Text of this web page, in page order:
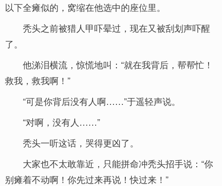
以下全瘫似的，窝缩在他选中的座位里。
秃头之前被猎人甲吓晕过，现在又被刮划声吓醒
了。
他涕泪横流，惊慌地叫：“就在我背后，帮帮忙！
救我，救我啊！”
“可是你背后没有人啊……”于遥轻声说。
“对啊，没有人……”
秃头一听这话，哭得更凶了。
大家也不太敢靠近，只能拼命冲秃头招手说：“你
别瘫着不动啊！你先过来再说！快过来！”